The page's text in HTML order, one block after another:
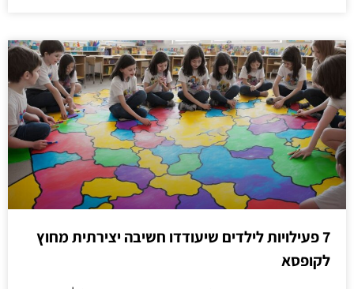
7 פעילויות לילדים שיעודדו חשיבה יצירתית מחוץ
לקופסא